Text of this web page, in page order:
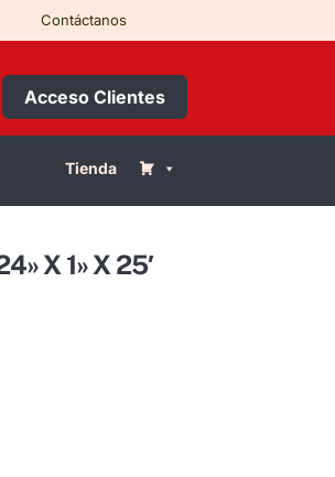
Contáctanos
Acceso Clientes
Tienda
X 1» X 25′